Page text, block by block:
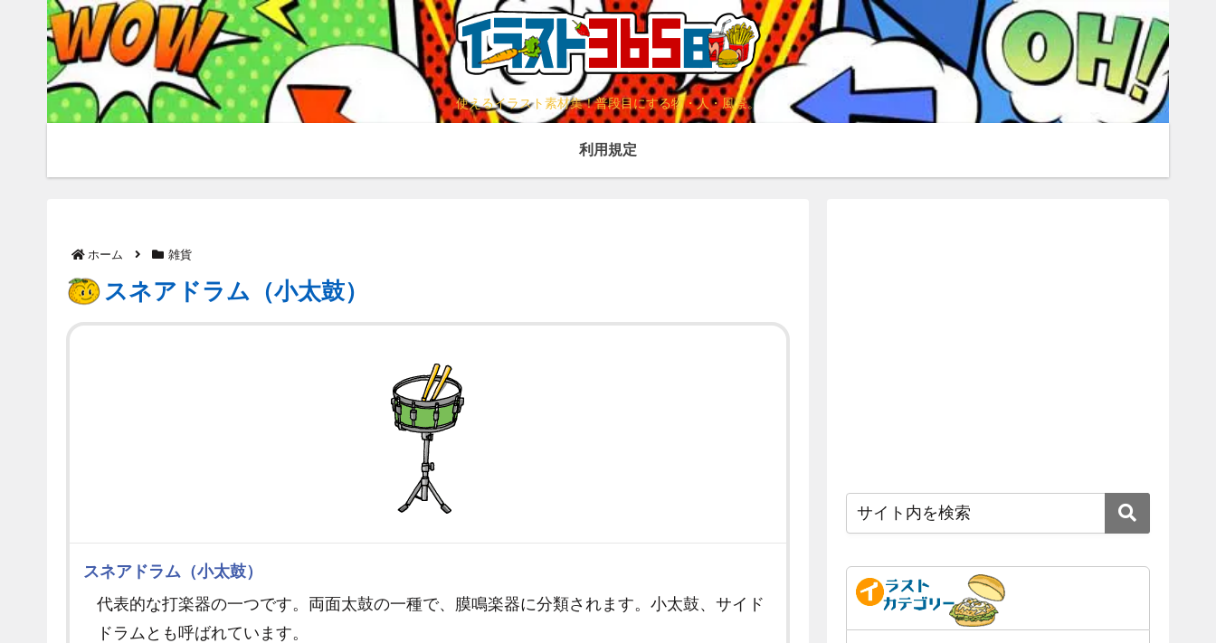
使えるイラスト素材集！普段目にする物・人・風景。
利用規定
ホーム 雑貨
スネアドラム（小太鼓）
スネアドラム（小太鼓）
代表的な打楽器の一つです。両面太鼓の一種で、膜鳴楽器に分類されます。小太鼓、サイド
ドラムとも呼ばれています。